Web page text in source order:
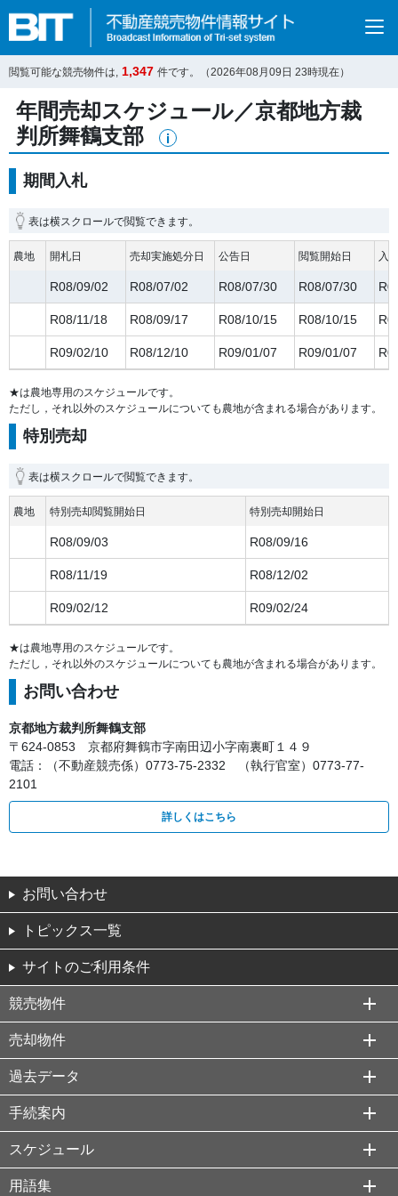
閲覧可能な競売物件は, 1,347 件です。（2026年08月09日 23時現在）
年間売却スケジュール／京都地方裁
判所舞鶴支部
期間入札
表は横スクロールで閲覧できます。
農地 開札日 売却実施処分日 公告日 閲覧開始日 入
R08/09/02 R08/07/02 R08/07/30 R08/07/30
R08/11/18 R08/09/17 R08/10/15 R08/10/15
R09/02/10 R08/12/10 R09/01/07 R09/01/07
★は農地専用のスケジュールです。
ただし，それ以外のスケジュールについても農地が含まれる場合があります。
特別売却
表は横スクロールで閲覧できます。
農地 特別売却閲覧開始日 特別売却開始日
R08/09/03 R08/09/16
R08/11/19 R08/12/02
R09/02/12 R09/02/24
★は農地専用のスケジュールです。
ただし，それ以外のスケジュールについても農地が含まれる場合があります。
お問い合わせ
京都地方裁判所舞鶴支部
〒624-0853 京都府舞鶴市字南田辺小字南裏町１４９
電話：（不動産競売係）0773-75-2332 （執行官室）0773-77-
2101
詳しくはこちら
お問い合わせ
トピックス一覧
サイトのご利用条件
競売物件
売却物件
過去データ
手続案内
スケジュール
用語集